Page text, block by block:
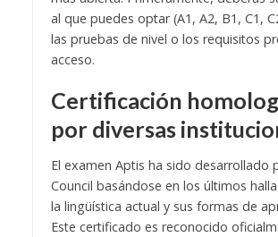
al que puedes optar (A1, A2, B1, C1,
las pruebas de nivel o los requisitos
acceso.
Certificación
por diversas
El examen Aptis ha sido desarrollado
Council basándose en los últimos
la lingüística actual y sus formas de
Este certificado es reconocido